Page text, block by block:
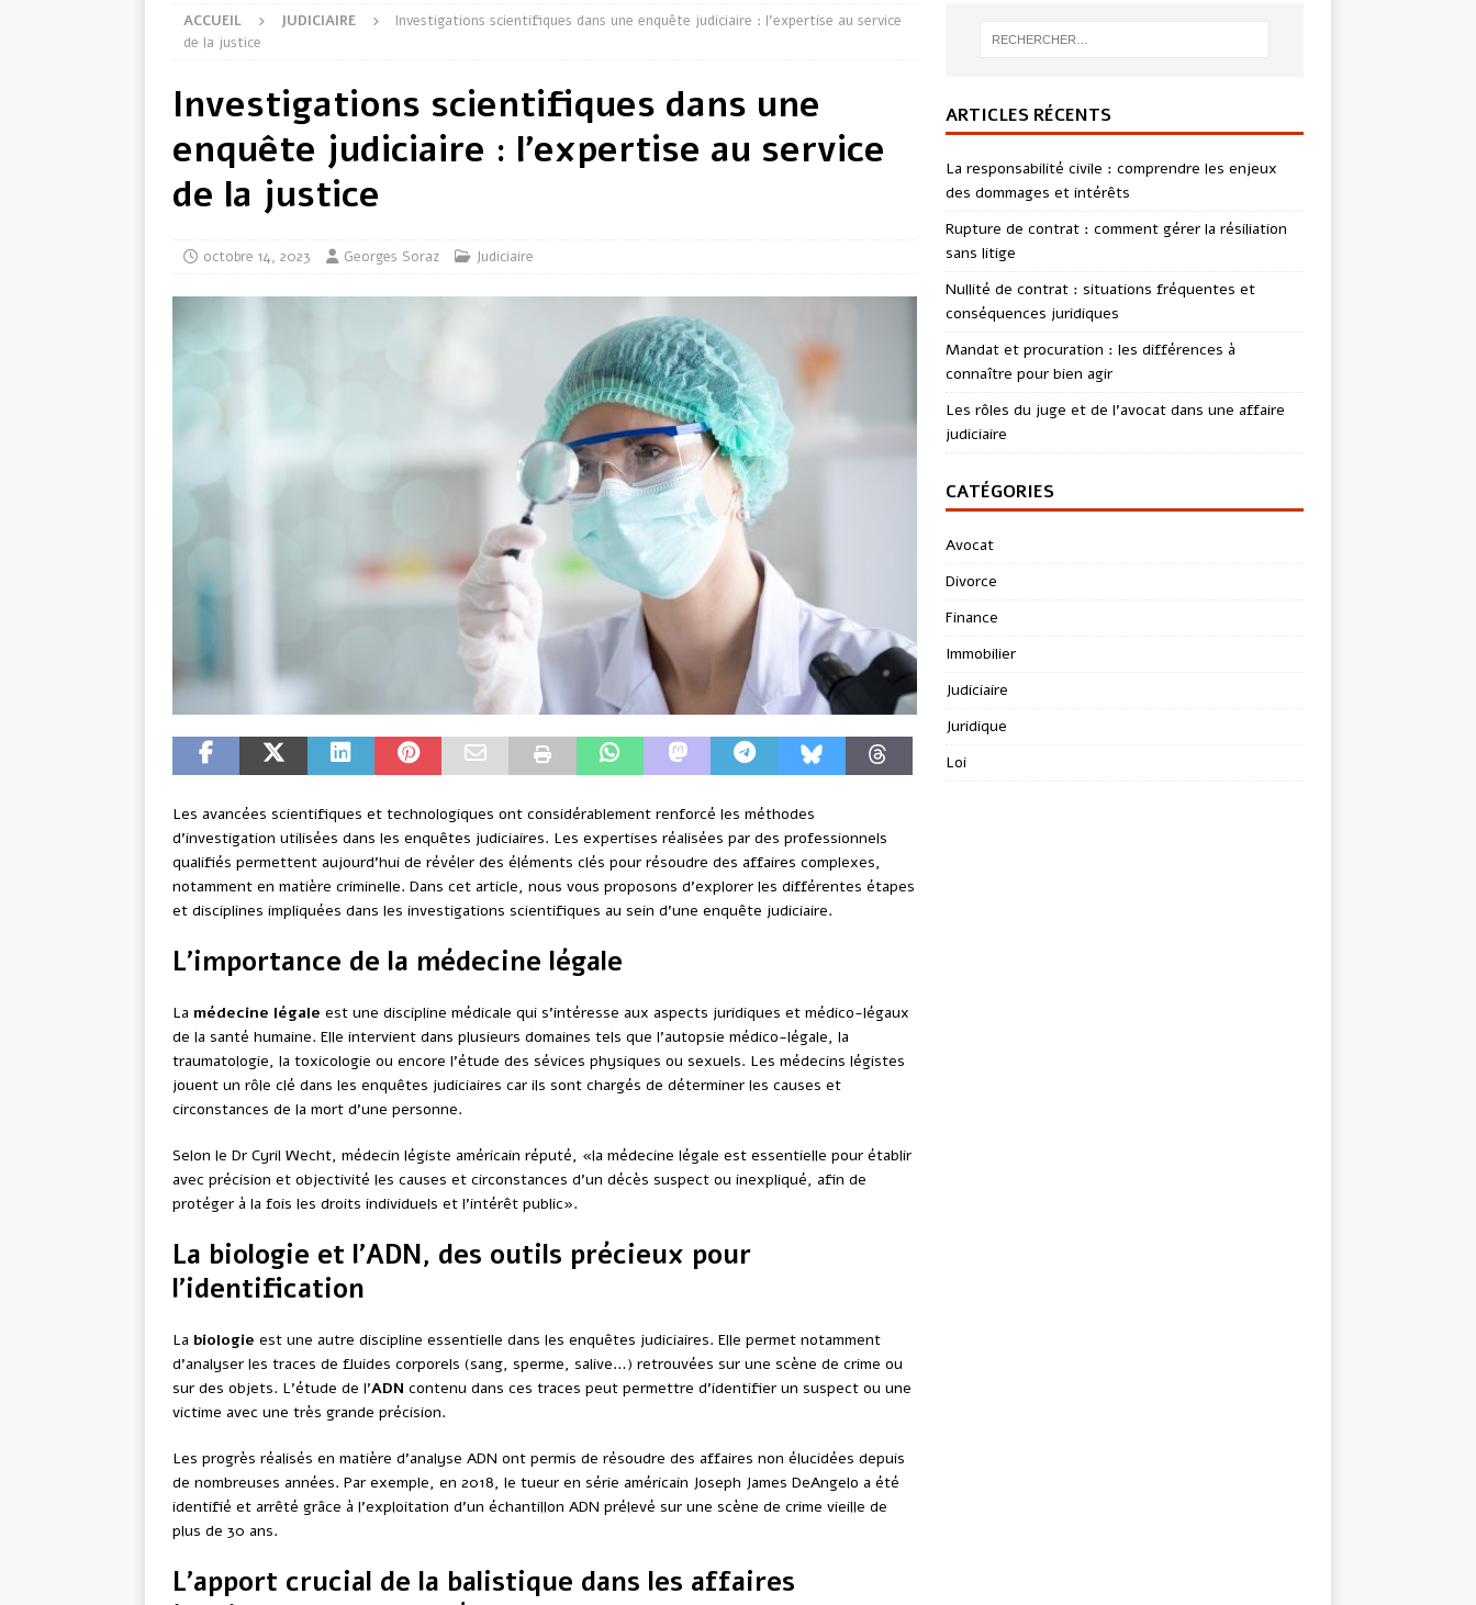
ACCUEIL JUDICIAIRE
Investigations scientifiques dans une enquête judiciaire : l’expertise au service
de la justice
Investigations scientifiques dans une
enquête judiciaire : l’expertise au service
de la justice
octobre 14, 2023 Georges Soraz Judiciaire
Les avancées scientifiques et technologiques ont considérablement renforcé les méthodes
d’investigation utilisées dans les enquêtes judiciaires. Les expertises réalisées par des professionnels
qualifiés permettent aujourd’hui de révéler des éléments clés pour résoudre des affaires complexes,
notamment en matière criminelle. Dans cet article, nous vous proposons d’explorer les différentes étapes
et disciplines impliquées dans les investigations scientifiques au sein d’une enquête judiciaire.
L’importance de la médecine légale
La médecine légale est une discipline médicale qui s’intéresse aux aspects juridiques et médico-légaux
de la santé humaine. Elle intervient dans plusieurs domaines tels que l’autopsie médico-légale, la
traumatologie, la toxicologie ou encore l’étude des sévices physiques ou sexuels. Les médecins légistes
jouent un rôle clé dans les enquêtes judiciaires car ils sont chargés de déterminer les causes et
circonstances de la mort d’une personne.
Selon le Dr Cyril Wecht, médecin légiste américain réputé, «la médecine légale est essentielle pour établir
avec précision et objectivité les causes et circonstances d’un décès suspect ou inexpliqué, afin de
protéger à la fois les droits individuels et l’intérêt public».
La biologie et l’ADN, des outils précieux pour
l’identification
La biologie est une autre discipline essentielle dans les enquêtes judiciaires. Elle permet notamment
d’analyser les traces de fluides corporels (sang, sperme, salive…) retrouvées sur une scène de crime ou
sur des objets. L’étude de l’ADN contenu dans ces traces peut permettre d’identifier un suspect ou une
victime avec une très grande précision.
Les progrès réalisés en matière d’analyse ADN ont permis de résoudre des affaires non élucidées depuis
de nombreuses années. Par exemple, en 2018, le tueur en série américain Joseph James DeAngelo a été
identifié et arrêté grâce à l’exploitation d’un échantillon ADN prélevé sur une scène de crime vieille de
plus de 30 ans.
L’apport crucial de la balistique dans les affaires
ARTICLES RÉCENTS
La responsabilité civile : comprendre les enjeux
des dommages et intérêts
Rupture de contrat : comment gérer la résiliation
sans litige
Nullité de contrat : situations fréquentes et
conséquences juridiques
Mandat et procuration : les différences à
connaître pour bien agir
Les rôles du juge et de l’avocat dans une affaire
judiciaire
CATÉGORIES
Avocat
Divorce
Finance
Immobilier
Judiciaire
Juridique
Loi